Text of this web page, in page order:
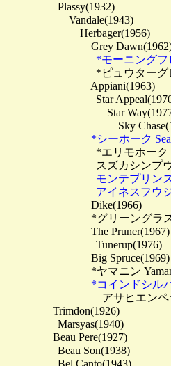
| Plassy(1932)
| 　Vandale(1943)
| 　　Herbager(1956)
| 　　　Grey
| 　　　| *モーニングフ
| 　　　| *ピュウターグレ
| 　　　Appiani(1963)
| 　　　| Star
| 　　　| 　Star
| 　　　| 　　Sky
| *シーホーク
| 　　　| *エリモホーク
| 　　　| スズカシンプウ
| 　　　| モンテプリン
| 　　　| アイネスフウ
| 　　　Dike(1966)
| 　　　*グリーングラスグ
| 　　　The Pruner(1967)
| 　　　| Tunerup(1976)
| 　　　Big Spruce(1969)
| 　　　*ヤマニン
| *コインドシル
| 　　　　アサヒエンペラ
Trimdon(1926)
| Marsyas(1940)
Beau Pere(1927)
| Beau Son(1938)
| Bel Canto(1943)